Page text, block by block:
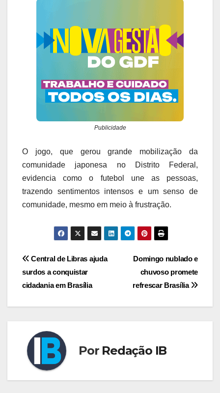
Publicidade
O jogo, que gerou grande mobilização da
comunidade japonesa no Distrito Federal,
evidencia como o futebol une as pessoas,
trazendo sentimentos intensos e um senso de
comunidade, mesmo em meio à frustração.
Navegação
de
Post
Domingo nublado e
chuvoso promete
refrescar Brasília
Central de Libras ajuda
surdos a conquistar
cidadania em Brasília
Por Redação IB